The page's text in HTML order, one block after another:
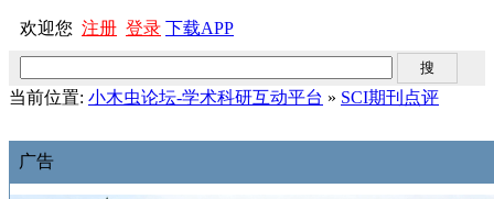
欢迎您 注册 登录 下载APP
当前位置: 小木虫论坛-学术科研互动平台 » SCI期刊点评
广告